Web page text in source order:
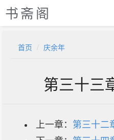
书斋阁
首页 庆余年
第三十三
上一章： 第三十二